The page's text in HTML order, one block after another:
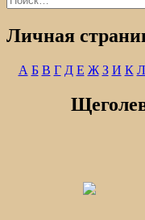
Личная
А Б В Г Д Е Ж З И К Л